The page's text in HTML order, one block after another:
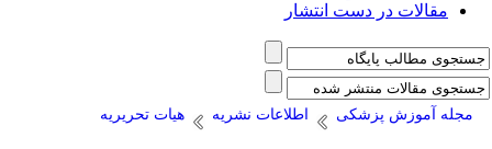
مقالات در دست انتشار
مجله آموزش پزشکی اطلاعات نشریه هیات تحریریه